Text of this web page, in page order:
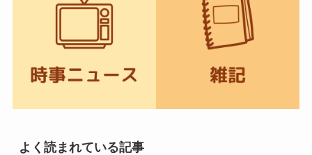
よく読まれている記事